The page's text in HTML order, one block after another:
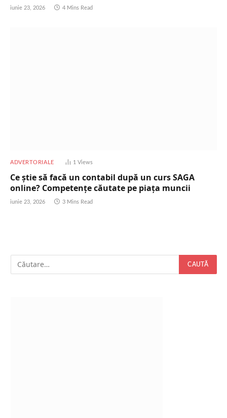
iunie 23, 2026 4 Mins Read
ADVERTORIALE 1 Views
Ce știe să facă un contabil după un curs SAGA
online? Competențe căutate pe piața muncii
iunie 23, 2026 3 Mins Read